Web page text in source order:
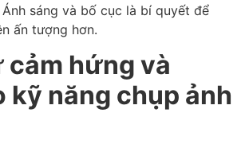
sáng và bố cục là bí quyết để
ấn tượng hơn.
cảm hứng và
kỹ năng chụp ảnh